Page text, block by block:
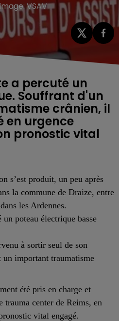
VSAV
a percuté un
Souffrant d'un
crânien, il
en urgence
pronostic vital
s’est produit, un peu après
la commune de Draize, entre
les Ardennes.
un poteau électrique basse
à sortir seul de son
un important traumatisme
été pris en charge et
trauma center de Reims, en
vital engagé.